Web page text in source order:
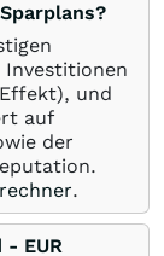
Investitionen
und
auf
der
.
- EUR